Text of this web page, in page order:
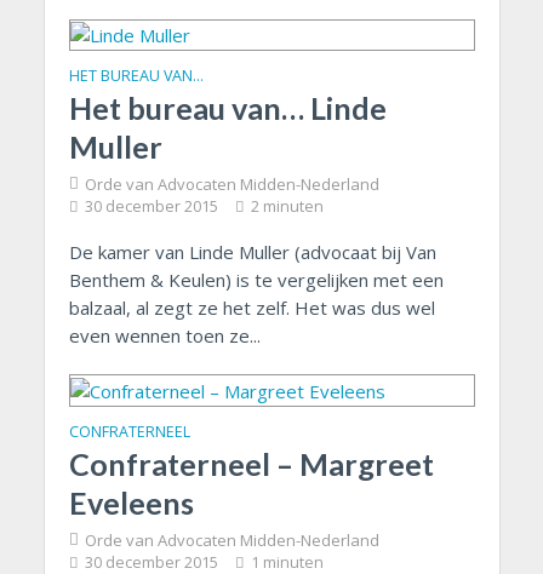
HET BUREAU VAN…
Het bureau van… Linde
Muller
Orde van Advocaten Midden-Nederland
30 december 2015 2 minuten
De kamer van Linde Muller (advocaat bij Van
Benthem & Keulen) is te vergelijken met een
balzaal, al zegt ze het zelf. Het was dus wel
even wennen toen ze...
CONFRATERNEEL
Confraterneel – Margreet
Eveleens
Orde van Advocaten Midden-Nederland
30 december 2015 1 minuten